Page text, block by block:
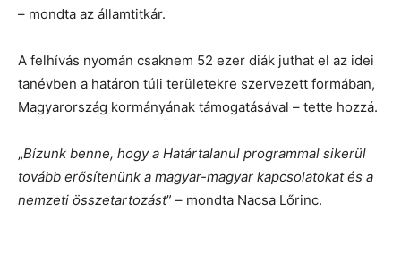
– mondta az államtitkár.
A felhívás nyomán csaknem 52 ezer diák juthat el az idei
tanévben a határon túli területekre szervezett formában,
Magyarország kormányának támogatásával – tette hozzá.
„Bízunk benne, hogy a Határtalanul programmal sikerül
tovább erősítenünk a magyar-magyar kapcsolatokat és a
nemzeti összetartozást” – mondta Nacsa Lőrinc.